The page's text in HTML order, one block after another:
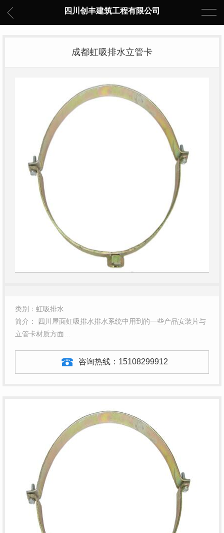
四川创丰建筑工程有限公司
成都虹吸排水立管卡
类别：虹吸排水
简介： 四川屋面虹吸排水排水系统中用到的一些产品安装片与
立管卡材质方面…
咨询热线： 15108299912